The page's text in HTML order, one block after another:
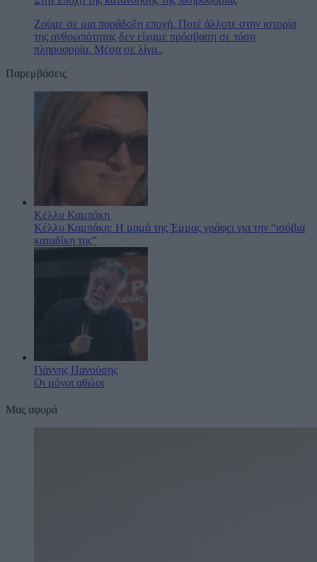
Ζούμε σε μια παράδοξη εποχή. Ποτέ άλλοτε στην ιστορία
της ανθρωπότητας δεν είχαμε πρόσβαση σε τόση
πληροφορία. Μέσα σε λίγα..
Παρεμβάσεις
Κέλλυ Καμπάκη
Κέλλυ Καμπάκη: Η μαμά της Έμμας γράφει για την “ισόβια
καταδίκη της”
Γιάννης Πανούσης
Οι μόνοι αθώοι
Μας αφορά